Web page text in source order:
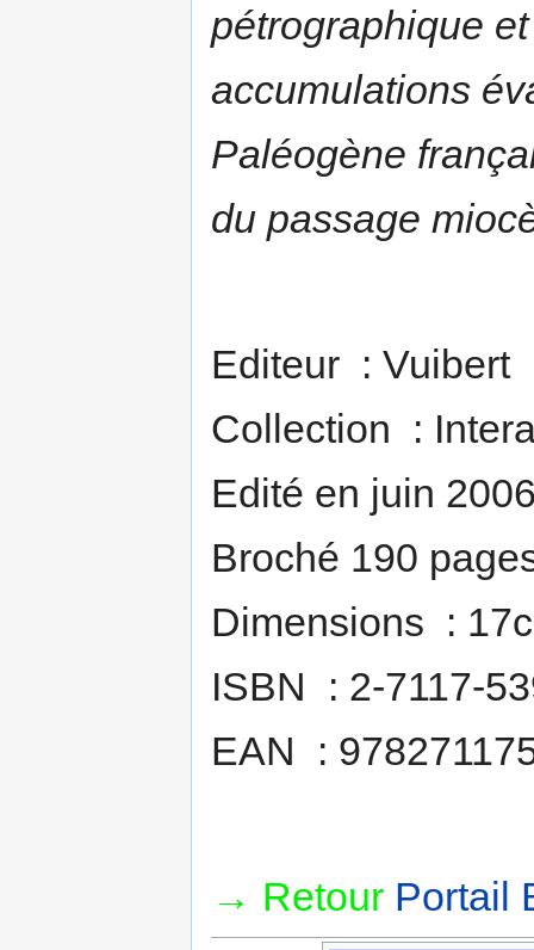
pétrographique
accumulations
Paléogène
du passage
Editeur : Vuibert
Collection :
Edité en juin
Broché 190
Dimensions :
ISBN : 2-7117-
EAN :
→ Retour Portail